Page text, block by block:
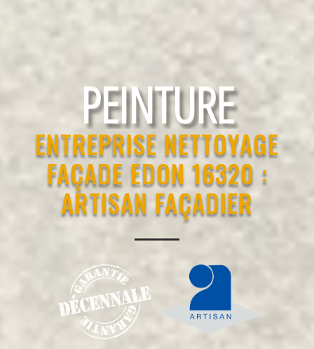
RAVALEMENT
ENTREPRISE NETTOYAGE
FAÇADE EDON 16320 :
ARTISAN FAÇADIER